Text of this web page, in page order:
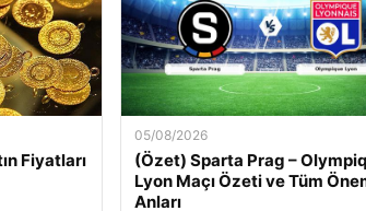
Fiyatları
05/08/2026
(Özet) Sparta Prag –
Lyon Maçı Özeti ve Tüm
Anları